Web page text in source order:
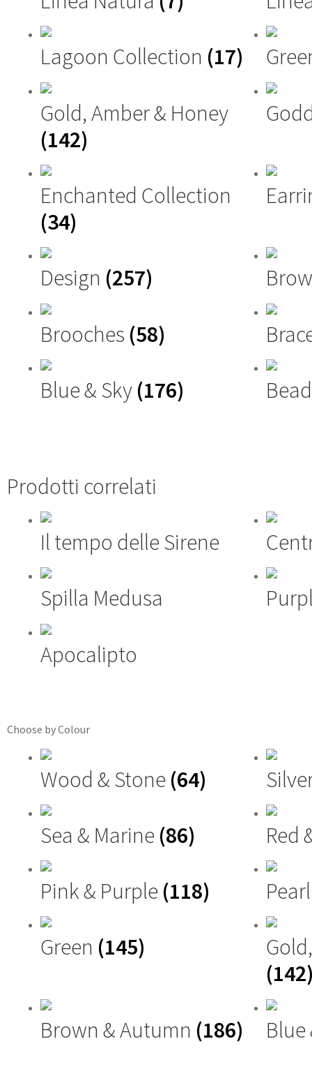
Lagoon Collection (17)
Gold, Amber & Honey
(142)
Enchanted Collection
(34)
Design (257)
Brooches (58)
Blue & Sky (176)
Prodotti correlati
Il tempo delle Sirene
Spilla Medusa
Apocalipto
Choose by Colour
Wood & Stone (64)
Sea & Marine (86) Red
Pink & Purple (118)
Green (145)
Brown & Autumn (186)